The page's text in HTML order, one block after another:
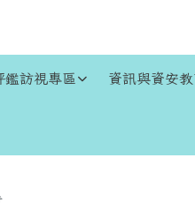
鑑訪視專區 資訊與資安教